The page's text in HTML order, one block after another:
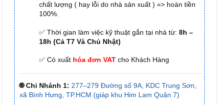
chất lượng ( hay lỗi do nhà sản xuất ) => hoàn tiền
100%.
✅ Thời gian làm việc kỹ thuật gắn tại nhà từ: 8h –
18h (Cả T7 Và Chủ Nhật)
✅ Có xuất hóa đơn VAT cho Khách Hàng
🌐 Chi Nhánh 1: 277–279 Đường số 9A, KDC Trung Sơn,
xã Bình Hưng, TP.HCM (giáp khu Him Lam Quận 7)